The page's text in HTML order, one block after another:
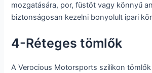
mozgatására, por, füstöt vagy könnyű
biztonságosan kezelni bonyolult ipari
4-Réteges tömlők
A Verocious Motorsports szilikon